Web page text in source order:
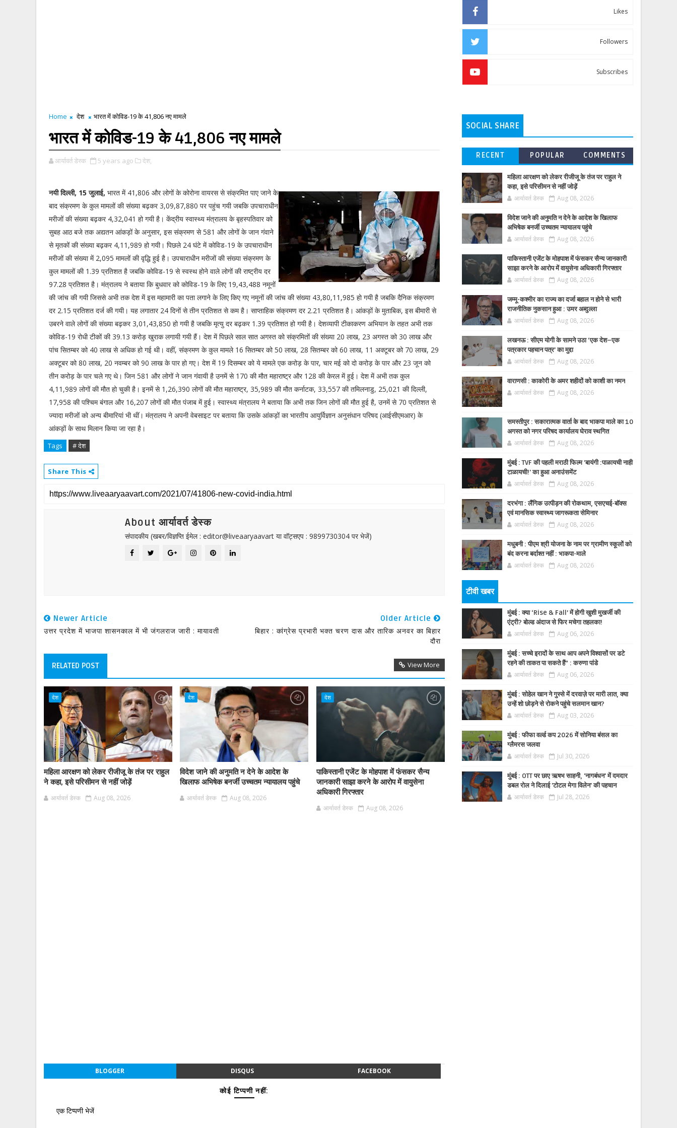
Home देश भारत में कोविड-19 के 41,806 नए मामले
भारत में कोविड-19 के 41,806 नए मामले
आर्यावर्त डेस्क 5 years ago देश,
नयी दिल्ली, 15 जुलाई, भारत में 41,806 और लोगों के कोरोना वायरस से संक्रमित पाए जाने के
बाद संक्रमण के कुल मामलों की संख्या बढ़कर 3,09,87,880 पर पहुंच गयी जबकि उपचाराधीन
मरीजों की संख्या बढ़कर 4,32,041 हो गयी है। केंद्रीय स्वास्थ्य मंत्रालय के बृहस्पतिवार को
सुबह आठ बजे तक अद्यतन आंकड़ों के अनुसार, इस संक्रमण से 581 और लोगों के जान गंवाने
से मृतकों की संख्या बढ़कर 4,11,989 हो गयी। पिछले 24 घंटे में कोविड-19 के उपचाराधीन
मरीजों की संख्या में 2,095 मामलों की वृद्धि हुई है। उपचाराधीन मरीजों की संख्या संक्रमण के
कुल मामलों की 1.39 प्रतिशत है जबकि कोविड-19 से स्वस्थ होने वाले लोगों की राष्ट्रीय दर
97.28 प्रतिशत है। मंत्रालय ने बताया कि बुधवार को कोविड-19 के लिए 19,43,488 नमूनों
की जांच की गयी जिससे अभी तक देश में इस महामारी का पता लगाने के लिए किए गए नमूनों की जांच की संख्या 43,80,11,985 हो गयी है जबकि दैनिक संक्रमण
दर 2.15 प्रतिशत दर्ज की गयी। यह लगातार 24 दिनों से तीन प्रतिशत से कम है। साप्ताहिक संक्रमण दर 2.21 प्रतिशत है। आंकड़ों के मुताबिक, इस बीमारी से
उबरने वाले लोगों की संख्या बढ़कर 3,01,43,850 हो गयी है जबकि मृत्यु दर बढ़कर 1.39 प्रतिशत हो गयी है। देशव्यापी टीकाकरण अभियान के तहत अभी तक
कोविड-19 रोधी टीकों की 39.13 करोड़ खुराक लगायी गयी हैं। देश में पिछले साल सात अगस्त को संक्रमितों की संख्या 20 लाख, 23 अगस्त को 30 लाख और
पांच सितम्बर को 40 लाख से अधिक हो गई थी। वहीं, संक्रमण के कुल मामले 16 सितम्बर को 50 लाख, 28 सितम्बर को 60 लाख, 11 अक्टूबर को 70 लाख, 29
अक्टूबर को 80 लाख, 20 नवम्बर को 90 लाख के पार हो गए। देश में 19 दिसम्बर को ये मामले एक करोड़ के पार, चार मई को दो करोड़ के पार और 23 जून को
तीन करोड़ के पार चले गए थे। जिन 581 और लोगों ने जान गंवायी है उनमें से 170 की मौत महाराष्ट्र और 128 की केरल में हुई। देश में अभी तक कुल
4,11,989 लोगों की मौत हो चुकी है। इनमें से 1,26,390 लोगों की मौत महाराष्ट्र, 35,989 की मौत कर्नाटक, 33,557 की तमिलनाडु, 25,021 की दिल्ली,
17,958 की पश्चिम बंगाल और 16,207 लोगों की मौत पंजाब में हुई। स्वास्थ्य मंत्रालय ने बताया कि अभी तक जिन लोगों की मौत हुई है, उनमें से 70 प्रतिशत से
ज्यादा मरीजों को अन्य बीमारियां भी थीं। मंत्रालय ने अपनी वेबसाइट पर बताया कि उसके आंकड़ों का भारतीय आयुर्विज्ञान अनुसंधान परिषद (आईसीएमआर) के
आंकड़ों के साथ मिलान किया जा रहा है।
Tags # देश
Share This
About आर्यावर्त डेस्क
संपादकीय (खबर/विज्ञप्ति ईमेल : editor@liveaaryaavart या वॉट्सएप : 9899730304 पर भेजें)
Newer Article
उत्तर प्रदेश में भाजपा शासनकाल में भी जंगलराज जारी : मायावती
Older Article
बिहार : कांग्रेस प्रभारी भक्त चरण दास और तारिक अनवर का बिहार
दौरा
RELATED POST View More
देश
महिला आरक्षण को लेकर रीजीजू के तंज पर राहुल
ने कहा, इसे परिसीमन से नहीं जोड़ें
आर्यावर्त डेस्क Aug 08, 2026
देश
विदेश जाने की अनुमति न देने के आदेश के
खिलाफ अभिषेक बनर्जी उच्चतम न्यायालय पहुंचे
आर्यावर्त डेस्क Aug 08, 2026
देश
पाकिस्तानी एजेंट के मोहपाश में फंसकर सैन्य
जानकारी साझा करने के आरोप में वायुसेना
अधिकारी गिरफ्तार
आर्यावर्त डेस्क Aug 08, 2026
BLOGGER DISQUS FACEBOOK
कोई टिप्पणी नहीं:
एक टिप्पणी भेजें
Likes
Followers
Subscribes
SOCIAL SHARE
RECENT POPULAR COMMENTS
महिला आरक्षण को लेकर रीजीजू के तंज पर राहुल ने
कहा, इसे परिसीमन से नहीं जोड़ें
आर्यावर्त डेस्क Aug 08, 2026
विदेश जाने की अनुमति न देने के आदेश के खिलाफ
अभिषेक बनर्जी उच्चतम न्यायालय पहुंचे
आर्यावर्त डेस्क Aug 08, 2026
पाकिस्तानी एजेंट के मोहपाश में फंसकर सैन्य जानकारी
साझा करने के आरोप में वायुसेना अधिकारी गिरफ्तार
आर्यावर्त डेस्क Aug 08, 2026
जम्मू-कश्मीर का राज्य का दर्जा बहाल न होने से भारी
राजनीतिक नुकसान हुआ : उमर अब्दुल्ला
आर्यावर्त डेस्क Aug 08, 2026
लखनऊ : सीएम योगी के सामने उठा ‘एक देश–एक
पत्रकार पहचान पत्र’ का मुद्दा
आर्यावर्त डेस्क Aug 08, 2026
वाराणसी : काकोरी के अमर शहीदों को काशी का नमन
आर्यावर्त डेस्क Aug 08, 2026
समस्तीपुर : सकारात्मक वार्ता के बाद भाकपा माले का 10
अगस्त को नगर परिषद कार्यालय घेराव स्थगित
आर्यावर्त डेस्क Aug 08, 2026
मुंबई : TVF की पहली मराठी फिल्म 'बायंगी :पाळायची नाही
टाळायची!' का हुआ अनाउंसमेंट
आर्यावर्त डेस्क Aug 08, 2026
दरभंगा : लैंगिक उत्पीड़न की रोकथाम, एसएचई-बॉक्स
एवं मानसिक स्वास्थ्य जागरूकता सेमिनार
आर्यावर्त डेस्क Aug 08, 2026
मधुबनी : पीएम श्री योजना के नाम पर ग्रामीण स्कूलों को
बंद करना बर्दाश्त नहीं : भाकपा-माले
आर्यावर्त डेस्क Aug 08, 2026
टीवी खबर
मुंबई : क्या ‘Rise & Fall’ में होगी खुशी मुखर्जी की
एंट्री? बोल्ड अंदाज से फिर मचेगा तहलका!
आर्यावर्त डेस्क Aug 06, 2026
मुंबई : सच्चे इरादों के साथ आप अपने विश्वासों पर डटे
रहने की ताकत पा सकते हैं” : करुणा पांडे
आर्यावर्त डेस्क Aug 06, 2026
मुंबई : सोहेल खान ने गुस्से में दरवाज़े पर मारी लात, क्या
उन्हें शो छोड़ने से रोकने पहुंचे सलमान खान?
आर्यावर्त डेस्क Aug 03, 2026
मुंबई : फीफा वर्ल्ड कप 2026 में सोनिया बंसल का
ग्लैमरस जलवा
आर्यावर्त डेस्क Jul 30, 2026
मुंबई : OTT पर छाए ऋषभ साहनी, 'नागबंधन' में दमदार
डबल रोल ने दिलाई 'टोटल मेगा विलेन' की पहचान
आर्यावर्त डेस्क Jul 28, 2026